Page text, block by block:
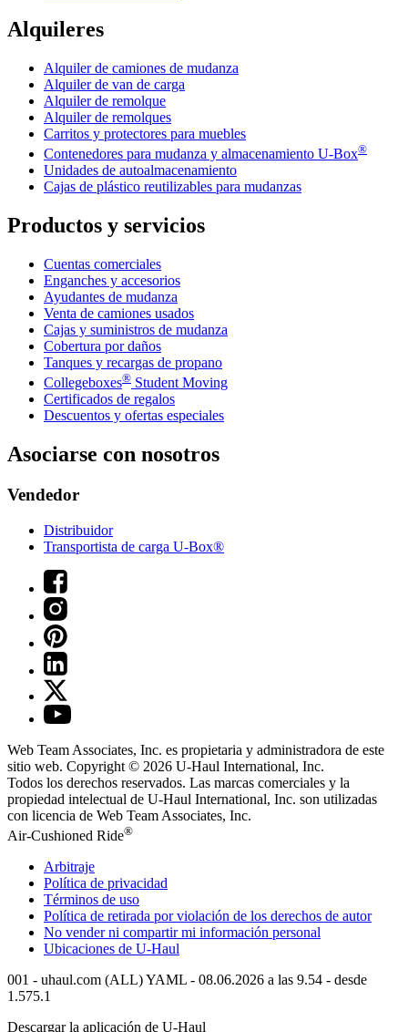
Alquileres
Alquiler de camiones de mudanza
Alquiler de van de carga
Alquiler de remolque
Alquiler de remolques
Carritos y protectores para muebles
Contenedores para mudanza y almacenamiento U-Box®
Unidades de autoalmacenamiento
Cajas de plástico reutilizables para mudanzas
Productos y servicios
Cuentas comerciales
Enganches y accesorios
Ayudantes de mudanza
Venta de camiones usados
Cajas y suministros de mudanza
Cobertura por daños
Tanques y recargas de propano
Collegeboxes® Student Moving
Certificados de regalos
Descuentos y ofertas especiales
Asociarse con nosotros
Vendedor
Distribuidor
Transportista de carga U-Box®
Web Team Associates, Inc. es propietaria y administradora de este
sitio web. Copyright © 2026 U-Haul International, Inc.
Todos los derechos reservados. Las marcas comerciales y la
propiedad intelectual de U-Haul International, Inc. son utilizadas
con licencia de Web Team Associates, Inc.
Air-Cushioned Ride®
Arbitraje
Política de privacidad
Términos de uso
Política de retirada por violación de los derechos de autor
No vender ni compartir mi información personal
Ubicaciones de U-Haul
001 - uhaul.com (ALL) YAML - 08.06.2026 a las 9.54 - desde
1.575.1
Descargar la aplicación de U-Haul